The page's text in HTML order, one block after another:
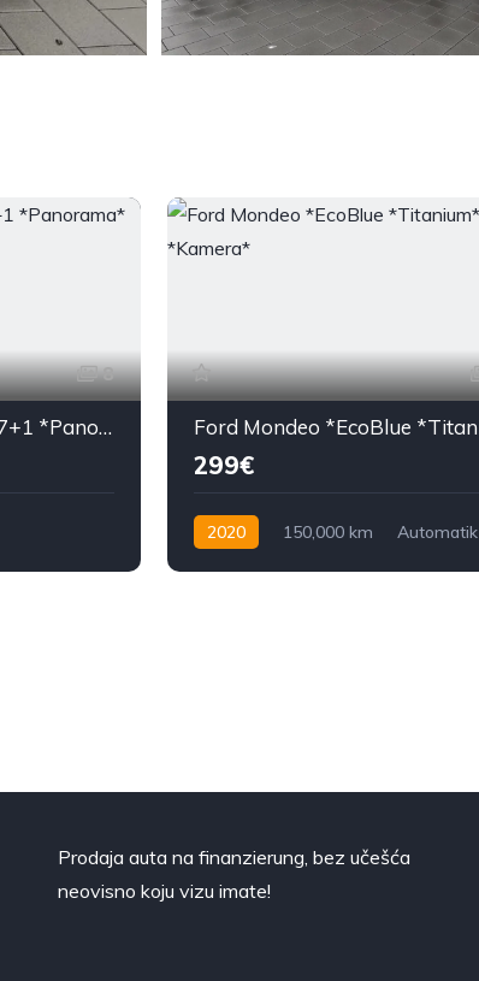
8
Mercedes-Benz Vito 7+1 *Panorama*
299€
2020 150,000 km
Automatik
Prodaja auta na finanzierung, bez učešća
neovisno koju vizu imate!